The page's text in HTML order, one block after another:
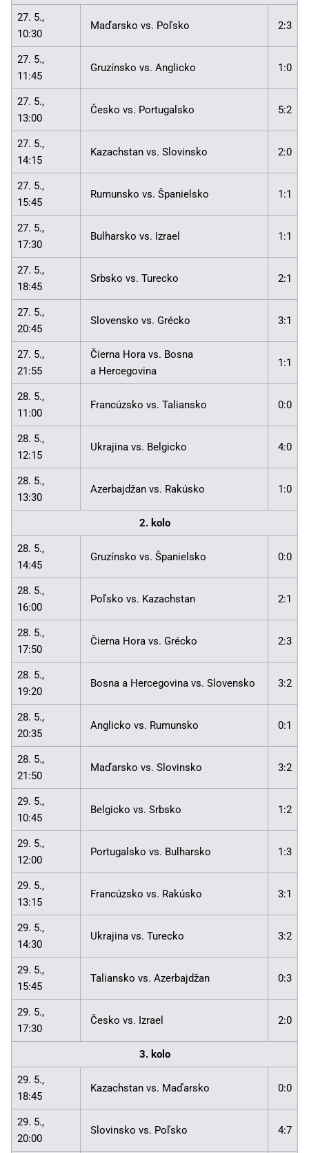
27. 5.,
10:30
Maďarsko vs. Poľsko 2:3
27. 5.,
11:45
Gruzínsko vs. Anglicko 1:0
27. 5.,
13:00
Česko vs. Portugalsko 5:2
27. 5.,
14:15
Kazachstan vs. Slovinsko 2:0
27. 5.,
15:45
Rumunsko vs. Španielsko 1:1
27. 5.,
17:30
Bulharsko vs. Izrael 1:1
27. 5.,
18:45
Srbsko vs. Turecko 2:1
27. 5.,
20:45
Slovensko vs. Grécko 3:1
27. 5.,
21:55
Čierna Hora vs. Bosna
a Hercegovina
1:1
28. 5.,
11:00
Francúzsko vs. Taliansko 0:0
28. 5.,
12:15
Ukrajina vs. Belgicko 4:0
28. 5.,
13:30
Azerbajdžan vs. Rakúsko 1:0
2. kolo
28. 5.,
14:45
Gruzínsko vs. Španielsko 0:0
28. 5.,
16:00
Poľsko vs. Kazachstan 2:1
28. 5.,
17:50
Čierna Hora vs. Grécko 2:3
28. 5.,
19:20
Bosna a Hercegovina vs. Slovensko 3:2
28. 5.,
20:35
Anglicko vs. Rumunsko 0:1
28. 5.,
21:50
Maďarsko vs. Slovinsko 3:2
29. 5.,
10:45
Belgicko vs. Srbsko 1:2
29. 5.,
12:00
Portugalsko vs. Bulharsko 1:3
29. 5.,
13:15
Francúzsko vs. Rakúsko 3:1
29. 5.,
14:30
Ukrajina vs. Turecko 3:2
29. 5.,
15:45
Taliansko vs. Azerbajdžan 0:3
29. 5.,
17:30
Česko vs. Izrael 2:0
3. kolo
29. 5.,
18:45
Kazachstan vs. Maďarsko 0:0
29. 5.,
20:00
Slovinsko vs. Poľsko 4:7